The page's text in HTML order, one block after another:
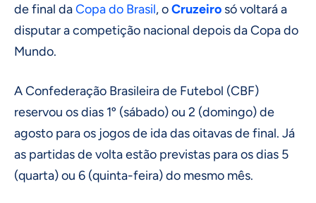
de final daCopa do Brasil, oCruzeiro só voltará a
disputar a competição nacional depois da Copa do
Mundo.
A Confederação Brasileira de Futebol (CBF)
reservou os dias 1º (sábado) ou 2 (domingo) de
agosto para os jogos de ida das oitavas de final. Já
as partidas de volta estão previstas para os dias 5
(quarta) ou 6 (quinta-feira) do mesmo mês.